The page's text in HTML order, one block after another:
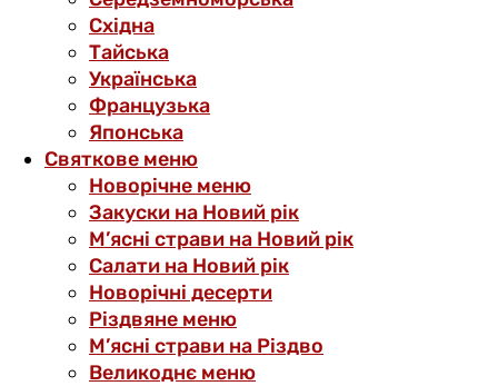
Східна
Тайська
Українська
Французька
Японська
Святкове меню
Новорічне меню
Закуски на Новий рік
М’ясні страви на Новий рік
Салати на Новий рік
Новорічні десерти
Різдвяне меню
М’ясні страви на Різдво
Великоднє меню